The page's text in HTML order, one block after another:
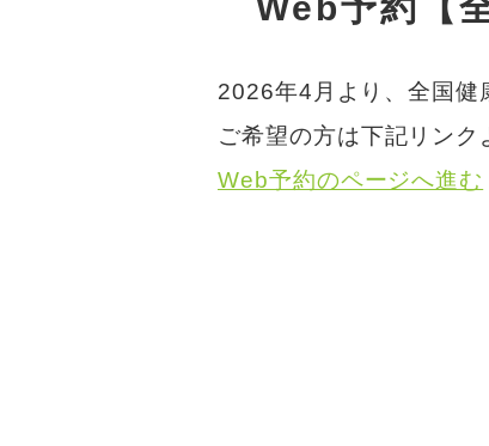
2026年4月より、全国健
ご希望の方は下記リンク
Web予約のページへ進む